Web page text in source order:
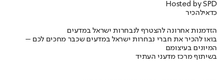
Hosted by SPD
כדאילהכיר
הזדמנות אחרונה להצטרף לנבחרות ישראל במדעים
בואו להכיר את חברי נבחרות ישראל במדעים שכבר מחכים לכם –
המיונים בעיצומם
בשיתוף מרכז מדעני העתיד